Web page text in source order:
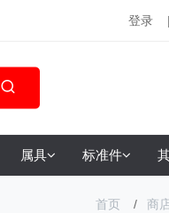
登录
属具 标准件
首页 商